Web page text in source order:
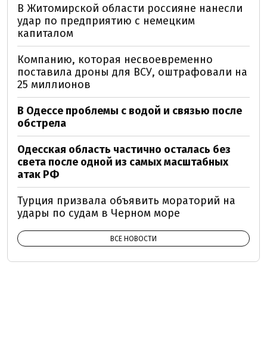
В Житомирской области россияне нанесли
удар по предприятию с немецким
капиталом
Компанию, которая несвоевременно
поставила дроны для ВСУ, оштрафовали на
25 миллионов
В Одессе проблемы с водой и связью после
обстрела
Одесская область частично осталась без
света после одной из самых масштабных
атак РФ
Турция призвала объявить мораторий на
удары по судам в Черном море
ВСЕ НОВОСТИ